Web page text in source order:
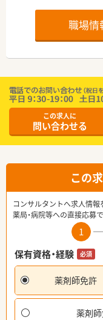
職場情
この求人に
問い合わせる
この
コンサルタントへ求人情報
薬局・病院等への直接応募
1
保有資格・経験
必須
薬剤師免許
薬剤師